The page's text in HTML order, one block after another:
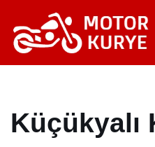
İçeriğe
geç
Küçükyalı